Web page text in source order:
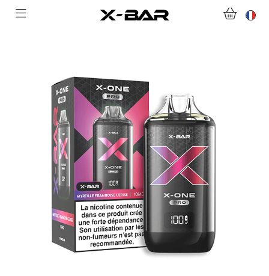
FOIRE AUX QUESTIONS
DEVENIR REVENDEUR
MON COMPTE